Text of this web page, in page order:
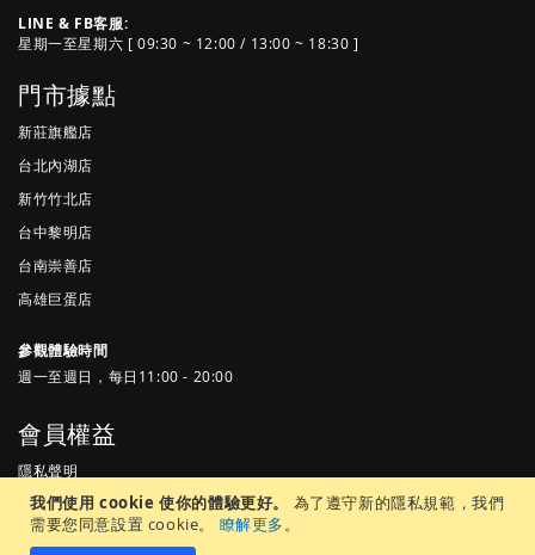
我們使用 cookie 使你的體驗更好。
為了遵守新的隱私規範，我們
需要您同意設置 cookie。
瞭解更多。
LINE & FB客服:
星期一至星期六 [ 09:30 ~ 12:00 / 13:00 ~ 18:30 ]
門市據點
新莊旗艦店
台北內湖店
新竹竹北店
台中黎明店
台南崇善店
高雄巨蛋店
參觀體驗時間
週一至週日，每日11:00 - 20:00
會員權益
隱私聲明
服務條款
常見問題